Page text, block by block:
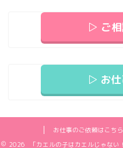
▷ ご相
▷ お仕
お仕事のご依頼はこちら
2026 「カエルの子はカエルじゃない